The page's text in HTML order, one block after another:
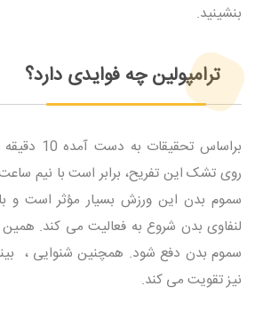
بنشینید.
ترامپولین چه فوایدی دارد؟
براساس
روی تشک این تفریح، برابر است با نیم
سموم بدن این ورزش بسیار مؤثر است و
لنفاوی بدن شروع به فعالیت می کند.
سموم بدن دفع شود. همچنین شنوایی ،
نیز تقویت می کند.